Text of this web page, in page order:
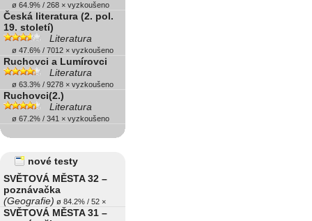
ø 64.9% / 268 × vyzkoušeno
Česká literatura (2. pol.
19. století)
Literatura
ø 47.6% / 7012 × vyzkoušeno
Ruchovci a Lumírovci
Literatura
ø 63.3% / 9278 × vyzkoušeno
Ruchovci(2.)
Literatura
ø 67.2% / 341 × vyzkoušeno
nové testy
SVĚTOVÁ MĚSTA 32 –
poznávačka
(Geografie) ø 84.2% / 52 ×
SVĚTOVÁ MĚSTA 31 –